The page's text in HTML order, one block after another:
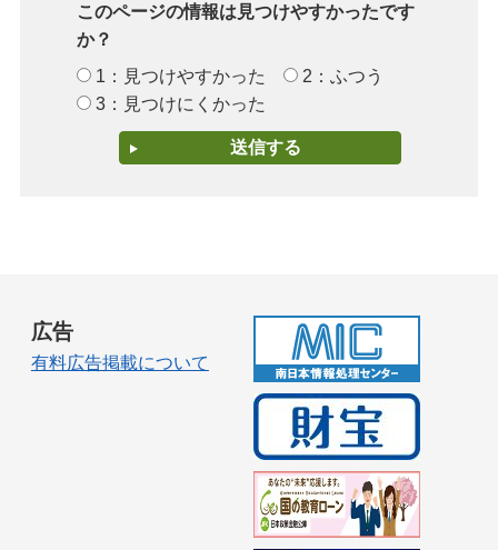
このページの情報は見つけやすかったです
か？
1：見つけやすかった
2：ふつう
3：見つけにくかった
広告
有料広告掲載について